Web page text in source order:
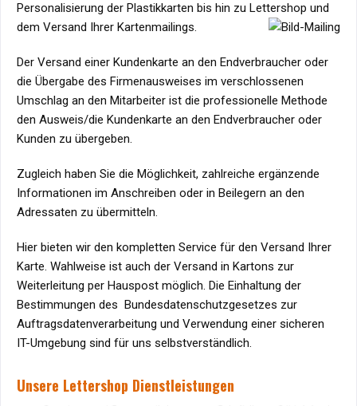
Personalisierung der Plastikkarten bis hin zu Lettershop und
dem Versand Ihrer Kartenmailings.
Der Versand einer Kundenkarte an den Endverbraucher oder
die Übergabe des Firmenausweises im verschlossenen
Umschlag an den Mitarbeiter ist die professionelle Methode
den Ausweis/die Kundenkarte an den Endverbraucher oder
Kunden zu übergeben.
Zugleich haben Sie die Möglichkeit, zahlreiche ergänzende
Informationen im Anschreiben oder in Beilegern an den
Adressaten zu übermitteln.
Hier bieten wir den kompletten Service für den Versand Ihrer
Karte. Wahlweise ist auch der Versand in Kartons zur
Weiterleitung per Hauspost möglich. Die Einhaltung der
Bestimmungen des Bundesdatenschutzgesetzes zur
Auftragsdatenverarbeitung und Verwendung einer sicheren
IT-Umgebung sind für uns selbstverständlich.
Unsere Lettershop Dienstleistungen